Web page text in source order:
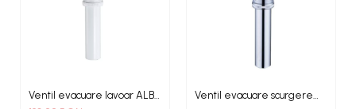
Ventil evacuare lavoar ALB
Ventil evacuare scurgere